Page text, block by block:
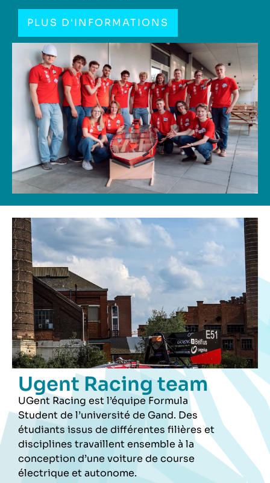
PLUS D'INFORMATIONS
Ugent Racing team
UGent Racing est l’équipe Formula
Student de l’université de Gand. Des
étudiants issus de différentes filières et
disciplines travaillent ensemble à la
conception d’une voiture de course
électrique et autonome.